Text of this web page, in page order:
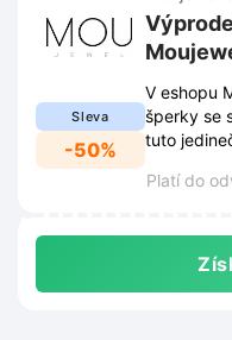
Sleva
-50%
V eshopu
šperky se
tuto
Platí do